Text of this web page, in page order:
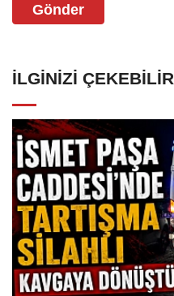
Gönder
İLGINIZI ÇEKEBILIR